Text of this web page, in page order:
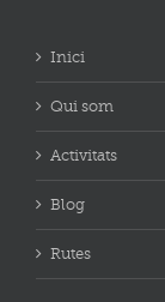
Inici
Qui som
Activitats
Blog
Rutes